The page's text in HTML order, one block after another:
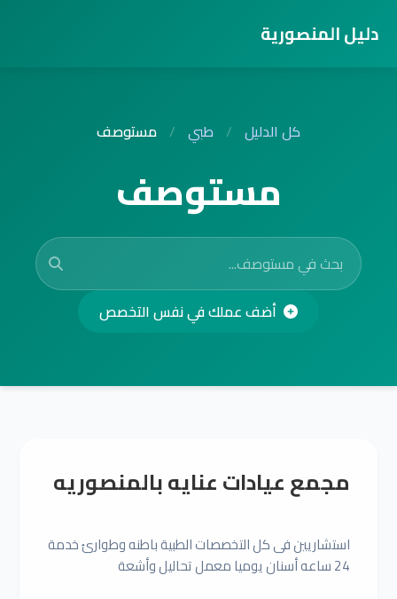
دليل المنصورية
كل الدليل / طبي / مستوصف
مستوصف
أضف عملك في نفس التخصص
مجمع عيادات عنايه بالمنصوريه
استشاريين فى كل التخصصات الطبية باطنه وطوارئ خدمة
24 ساعه أسنان يوميا معمل تحاليل وأشعة